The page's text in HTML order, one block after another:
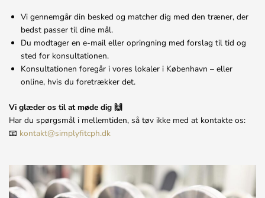
Vi gennemgår din besked og matcher dig med den træner, der
bedst passer til dine mål.
Du modtager en e-mail eller opringning med forslag til tid og
sted for konsultationen.
Konsultationen foregår i vores lokaler i København – eller
online, hvis du foretrækker det.
Vi glæder os til at møde dig 🙌
Har du spørgsmål i mellemtiden, så tøv ikke med at kontakte os:
📧 kontakt@simplyfitcph.dk